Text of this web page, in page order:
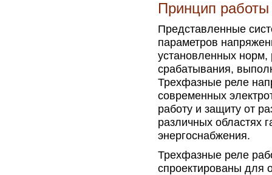
Принцип работы
Представленные
параметров
установленных норм,
срабатывания,
Трехфазные реле
современных
работу и защиту от
различных областях
энергоснабжения.
Трехфазные реле
спроектированы для